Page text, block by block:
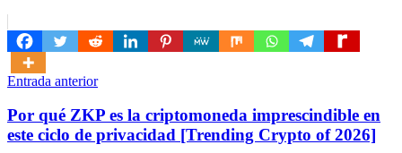
Navegación
de
entradas
Entrada anterior
Por qué ZKP es la criptomoneda imprescindible en
este ciclo de privacidad [Trending Crypto of 2026]